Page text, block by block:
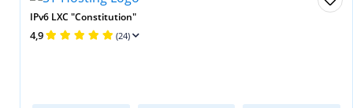
IPv6 LXC "Constitution"
4,9 (24)